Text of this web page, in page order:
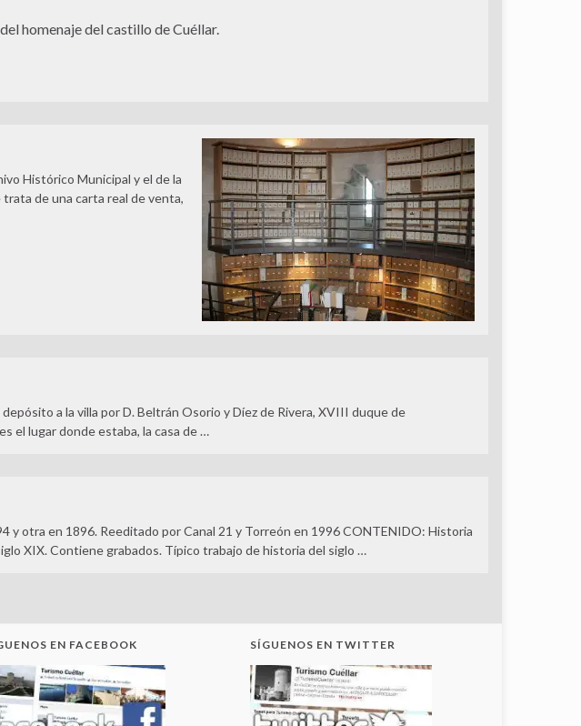
homenaje del castillo de Cuéllar.
Histórico Municipal y el de la
de una carta real de venta,
a la villa por D. Beltrán Osorio y Díez de Rivera, XVIII duque de
el lugar donde estaba, la casa de …
y otra en 1896. Reeditado por Canal 21 y Torreón en 1996 CONTENIDO: Historia
XIX. Contiene grabados. Típico trabajo de historia del siglo …
EN FACEBOOK SÍGUENOS EN TWITTER